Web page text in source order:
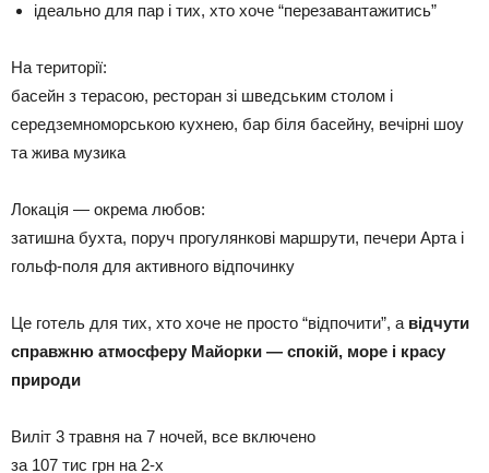
ідеально для пар і тих, хто хоче “перезавантажитись”
На території:
басейн з терасою, ресторан зі шведським столом і
середземноморською кухнею, бар біля басейну, вечірні шоу
та жива музика
Локація — окрема любов:
затишна бухта, поруч прогулянкові маршрути, печери Арта і
гольф-поля для активного відпочинку
Це готель для тих, хто хоче не просто “відпочити”, а відчути
справжню атмосферу Майорки — спокій, море і красу
природи
Виліт 3 травня на 7 ночей, все включено
за 107 тис грн на 2-х